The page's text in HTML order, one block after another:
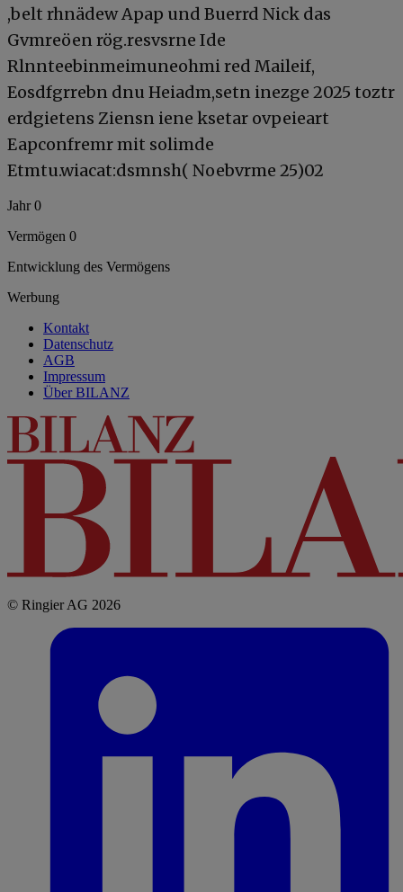
,belt rhnädew Apap und Buerrd Nick das
Gvmreöen rög.resvsrne Ide
Rlnnteebinmeimuneohmi red Maileif,
Eosdfgrrebn dnu Heiadm,setn inezge 2025 toztr
erdgietens Ziensn iene ksetar ovpeieart
Eapconfremr mit solimde
Etmtu.wiacat:dsmnsh( Noebvrme 25)02
Jahr 0
Vermögen 0
Entwicklung des Vermögens
Werbung
Kontakt
Datenschutz
AGB
Impressum
Über BILANZ
© Ringier AG 2026